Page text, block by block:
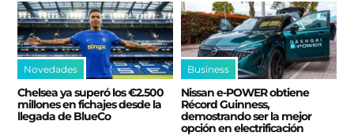
Novedades
Chelsea ya superó los €2.500
millones en fichajes desde la
llegada de BlueCo
Business
Nissan e‑POWER obtiene
Récord Guinness,
demostrando ser la mejor
opción en electrificación